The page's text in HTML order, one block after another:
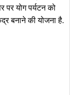
पर योग पर्यटन को
बनाने की योजना है.